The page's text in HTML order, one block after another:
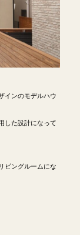
インのモデルハウ
した設計になって
ビングルームにな